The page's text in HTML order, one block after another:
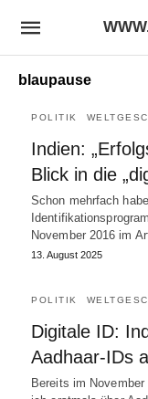
blaupause
POLITIK
Indien:
Blick in die
Schon mehrfach
November 2016 im
13. August 2025
POLITIK
Digitale ID:
Aadhaar-IDs
Bereits im